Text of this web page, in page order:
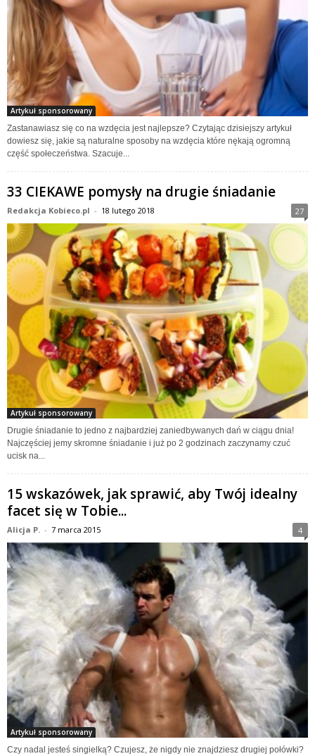
Artykuł sponsorowany
Zastanawiasz się co na wzdęcia jest najlepsze? Czytając dzisiejszy artykuł
dowiesz się, jakie są naturalne sposoby na wzdęcia które nękają ogromną
część społeczeństwa. Szacuje...
33 CIEKAWE pomysły na drugie śniadanie
Redakcja Kobieco.pl - 18 lutego 2018 27
Artykuł sponsorowany
Drugie śniadanie to jedno z najbardziej zaniedbywanych dań w ciągu dnia!
Najczęściej jemy skromne śniadanie i już po 2 godzinach zaczynamy czuć
ucisk na...
15 wskazówek, jak sprawić, aby Twój idealny
facet się w Tobie...
Alicja P. - 7 marca 2015 4
Artykuł sponsorowany
Czy nadal jesteś singielką? Czujesz, że nigdy nie znajdziesz drugiej połówki?